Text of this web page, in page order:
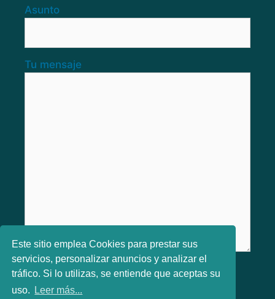
Este sitio emplea Cookies para prestar sus
servicios, personalizar anuncios y analizar el
tráfico. Si lo utilizas, se entiende que aceptas su
uso.
Leer más...
Asunto
Tu mensaje
He leido y aceptado losTérminos y
condiciones